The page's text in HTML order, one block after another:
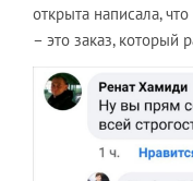
открыта написала,
– это заказ, который